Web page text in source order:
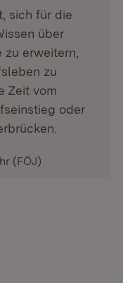
sich für die
über
erweitern,
zu
Zeit vom
oder
(FÖJ)